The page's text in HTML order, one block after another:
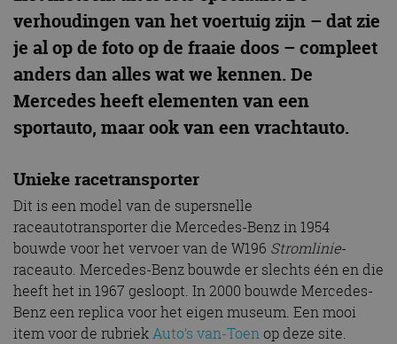
verhoudingen van het voertuig zijn – dat zie
je al op de foto op de fraaie doos – compleet
anders dan alles wat we kennen. De
Mercedes heeft elementen van een
sportauto, maar ook van een vrachtauto.
Unieke racetransporter
Dit is een model van de supersnelle
raceautotransporter die Mercedes-Benz in 1954
bouwde voor het vervoer van de W196 Stromlinie-
raceauto. Mercedes-Benz bouwde er slechts één en die
heeft het in 1967 gesloopt. In 2000 bouwde Mercedes-
Benz een replica voor het eigen museum. Een mooi
item voor de rubriekAuto’s van-Toenop deze site.